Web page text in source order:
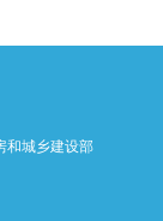
和城乡建设部